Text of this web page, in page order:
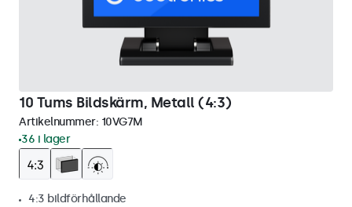
10 Tums Bildskärm, Metall (4:3)
Artikelnummer: 10VG7M
36 i lager
4:3 bildförhållande